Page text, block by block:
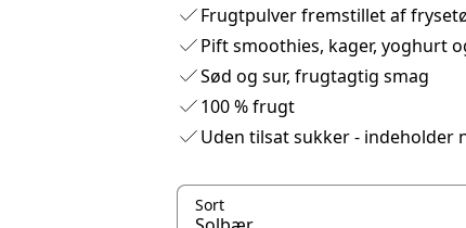
Frugtpulver fremstillet af
Pift smoothies, kager, yoghurt
Sød og sur, frugtagtig smag
100 % frugt
Uden tilsat sukker - indeholder
Sort